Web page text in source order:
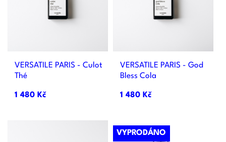
VERSATILE PARIS - Culot
Thé
1 480 Kč
VERSATILE PARIS - God
Bless Cola
1 480 Kč
VYPRODÁNO